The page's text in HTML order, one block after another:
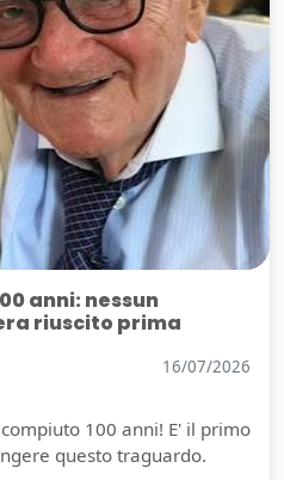
anni: nessun
riuscito prima
16/07/2026
100 anni! E' il primo
questo traguardo.